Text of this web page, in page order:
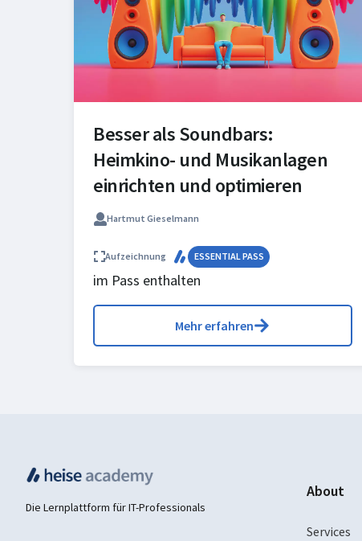
Besser als Soundbars:
Heimkino- und Musikanlagen
einrichten und optimieren
Hartmut Gieselmann
Aufzeichnung ESSENTIAL PASS
im Pass enthalten
Mehr erfahren
Die Lernplattform für IT-Professionals
About
Services